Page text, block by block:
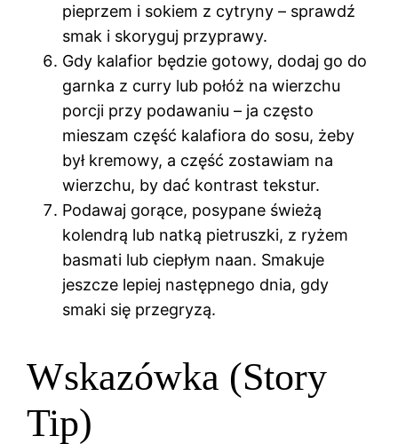
pieprzem i sokiem z cytryny – sprawdź
smak i skoryguj przyprawy.
Gdy kalafior będzie gotowy, dodaj go do
garnka z curry lub połóż na wierzchu
porcji przy podawaniu – ja często
mieszam część kalafiora do sosu, żeby
był kremowy, a część zostawiam na
wierzchu, by dać kontrast tekstur.
Podawaj gorące, posypane świeżą
kolendrą lub natką pietruszki, z ryżem
basmati lub ciepłym naan. Smakuje
jeszcze lepiej następnego dnia, gdy
smaki się przegryzą.
Wskazówka (Story
Tip)